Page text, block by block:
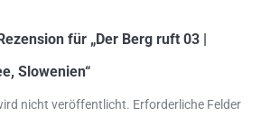
für „Der Berg ruft 03 |
Slowenien“
nicht veröffentlicht. Erforderliche Felder